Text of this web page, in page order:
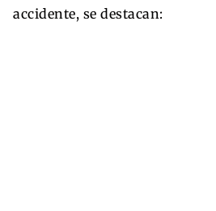
accidente, se destacan: